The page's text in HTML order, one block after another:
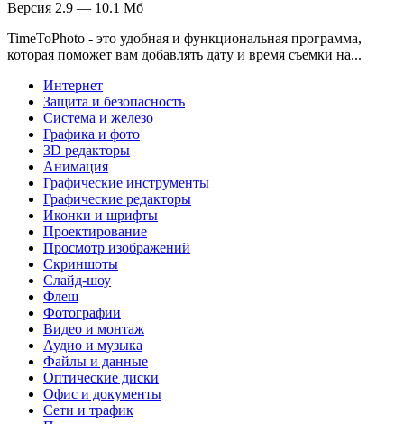
Версия 2.9 — 10.1 Мб
TimeToPhoto - это удобная и функциональная программа,
которая поможет вам добавлять дату и время съемки на...
Интернет
Защита и безопасность
Система и железо
Графика и фото
3D редакторы
Анимация
Графические инструменты
Графические редакторы
Иконки и шрифты
Проектирование
Просмотр изображений
Скриншоты
Слайд-шоу
Флеш
Фотографии
Видео и монтаж
Аудио и музыка
Файлы и данные
Оптические диски
Офис и документы
Сети и трафик